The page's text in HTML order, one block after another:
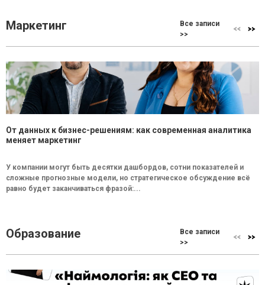
Маркетинг
Все записи
>>
От данных к бизнес-решениям: как современная аналитика
меняет маркетинг
У компании могут быть десятки дашбордов, сотни показателей и
сложные прогнозные модели, но стратегическое обсуждение всё
равно будет заканчиваться фразой:...
Образование
Все записи
>>